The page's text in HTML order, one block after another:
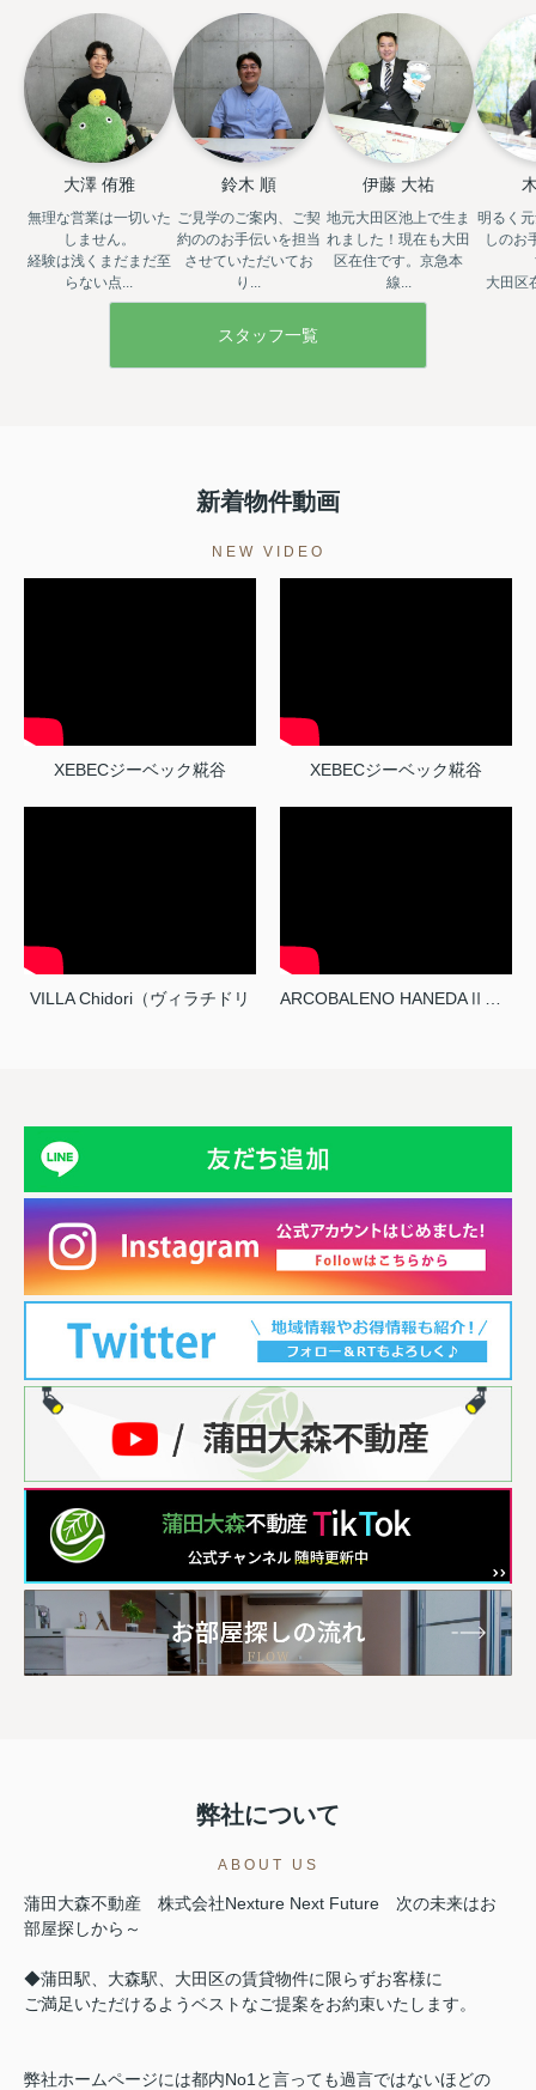
大澤 侑雅
無理な営業は一切いた
しません。
経験は浅くまだまだ至
らない点...
鈴木 順
ご見学のご案内、ご契
約ののお手伝いを担当
させていただいてお
り...
伊藤 大祐
地元大田区池上で生ま
れました！現在も大田
区在住です。京急本
線...
明るく
しのお
大田区
スタッフ一覧
新着物件動画
NEW VIDEO
XEBECジーベック糀谷 XEBECジーベック糀谷
VILLA Chidori（ヴィラチドリ ARCOBALENO HANEDAⅡアルコバレーノハネダツー
弊社について
ABOUT US
蒲田大森不動産 株式会社Nexture Next Future 次の未来はお
部屋探しから～
◆蒲田駅、大森駅、大田区の賃貸物件に限らずお客様に
ご満足いただけるようベストなご提案をお約束いたします。
弊社ホームページには都内No1と言っても過言ではないほどの